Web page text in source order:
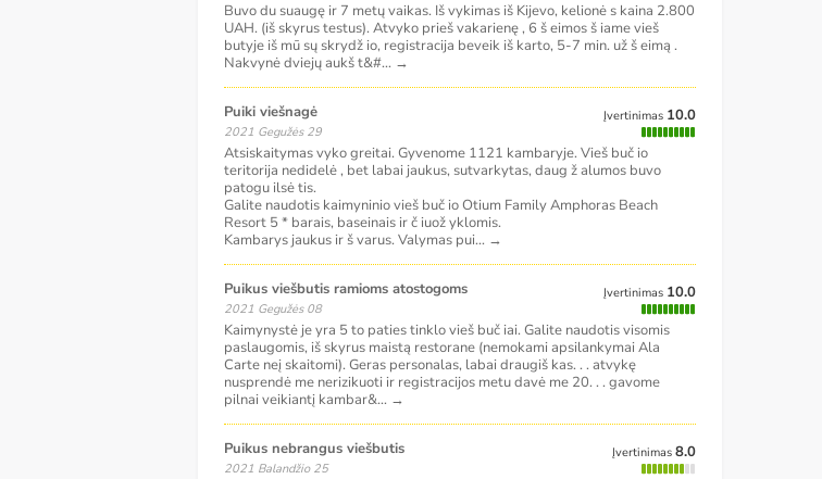
Buvo du suaugę ir 7 metų vaikas. Iš vykimas iš Kijevo, kelionė s kaina 2.800
UAH. (iš skyrus testus). Atvyko prieš vakarienę , 6 š eimos š iame vieš
butyje iš mū sų skrydž io, registracija beveik iš karto, 5-7 min. už š eimą .
Nakvynė dviejų aukš t&#... →
Puiki viešnagė
2021 Gegužės 29
Įvertinimas
10.0
Atsiskaitymas vyko greitai. Gyvenome 1121 kambaryje. Vieš buč io
teritorija nedidelė , bet labai jaukus, sutvarkytas, daug ž alumos buvo
patogu ilsė tis.
Galite naudotis kaimyninio vieš buč io Otium Family Amphoras Beach
Resort 5 * barais, baseinais ir č iuož yklomis.
Kambarys jaukus ir š varus. Valymas pui... →
Puikus viešbutis ramioms atostogoms
2021 Gegužės 08
Įvertinimas
10.0
Kaimynystė je yra 5 to paties tinklo vieš buč iai. Galite naudotis visomis
paslaugomis, iš skyrus maistą restorane (nemokami apsilankymai Ala
Carte neį skaitomi). Geras personalas, labai draugiš kas. . . atvykę
nusprendė me nerizikuoti ir registracijos metu davė me 20. . . gavome
pilnai veikiantį kambar&... →
Puikus nebrangus viešbutis
2021 Balandžio 25
Įvertinimas
8.0